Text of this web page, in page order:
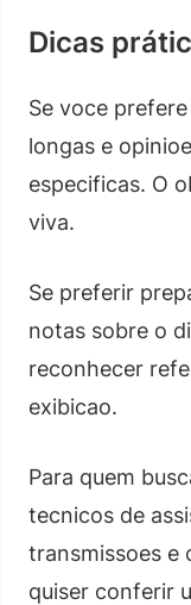
Dicas
Se voce
longas e
especificas. O
viva.
Se preferir
notas sobre o
reconhecer
exibicao.
Para quem
tecnicos de
transmissoes e
quiser conferir